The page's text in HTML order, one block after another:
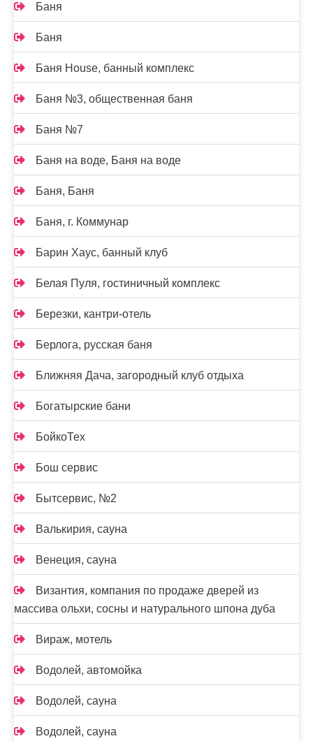
Баня
Баня
Баня House, банный комплекс
Баня №3, общественная баня
Баня №7
Баня на воде, Баня на воде
Баня, Баня
Баня, г. Коммунар
Барин Хаус, банный клуб
Белая Пуля, гостиничный комплекс
Березки, кантри-отель
Берлога, русская баня
Ближняя Дача, загородный клуб отдыха
Богатырские бани
БойкоТех
Бош сервис
Бытсервис, №2
Валькирия, сауна
Венеция, сауна
Византия, компания по продаже дверей из
массива ольхи, сосны и натурального шпона дуба
Вираж, мотель
Водолей, автомойка
Водолей, сауна
Водолей, сауна